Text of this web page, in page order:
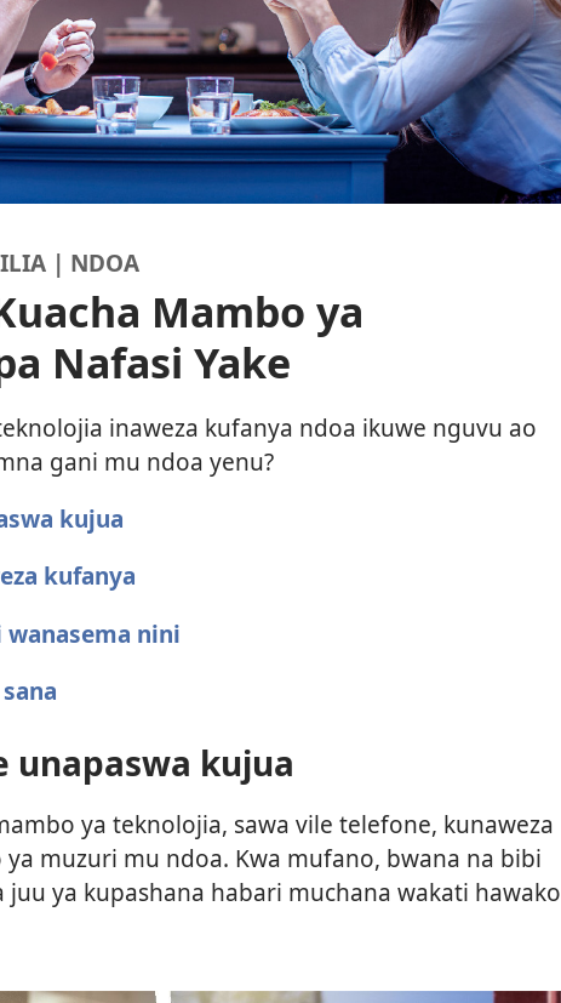
| NDOA
Mambo ya
Nafasi Yake
inaweza kufanya ndoa ikuwe nguvu ao
gani mu ndoa yenu?
kujua
kufanya
nini
unapaswa kujua
ya teknolojia, sawa vile telefone, kunaweza
muzuri mu ndoa. Kwa mufano, bwana na bibi
ya kupashana habari muchana wakati hawako